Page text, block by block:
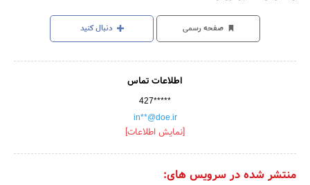
صفحه رسمی دنبال کنید
اطلاعات تماس
427*****
in**@doe.ir
[نمایش اطلاعات]
منتشر شده در سرویس های: